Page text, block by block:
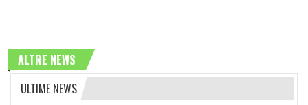
ALTRE NEWS
ULTIME NEWS